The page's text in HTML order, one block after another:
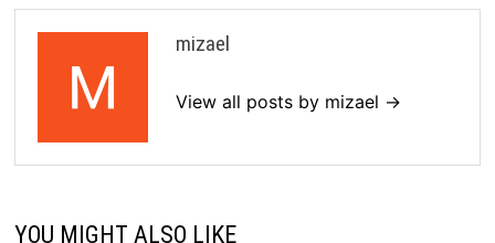
mizael
View all posts by mizael →
YOU MIGHT ALSO LIKE